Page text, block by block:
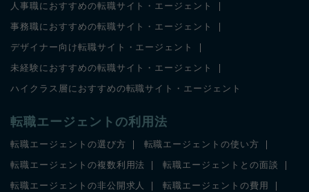
人事職におすすめの転職サイト・エージェント
事務職におすすめの転職サイト・エージェント
デザイナー向け転職サイト・エージェント
未経験におすすめの転職サイト・エージェント
ハイクラス層におすすめの転職サイト・エージェント
転職エージェントの利用法
転職エージェントの選び方 転職エージェントの使い方
転職エージェントの複数利用法 転職エージェントとの面談
転職エージェントの非公開求人 転職エージェントの費用